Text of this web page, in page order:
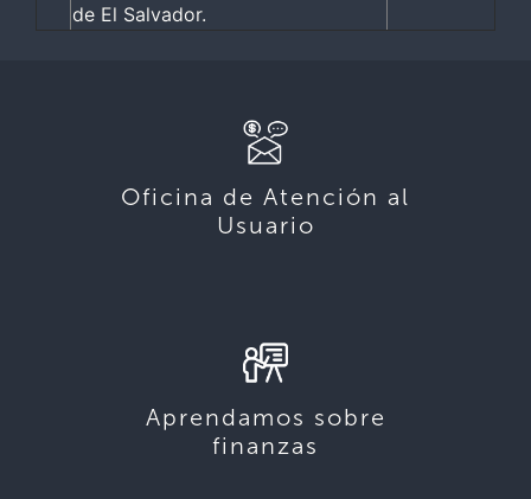
de El Salvador.
Oficina de Atención al
Usuario
Aprendamos sobre
finanzas